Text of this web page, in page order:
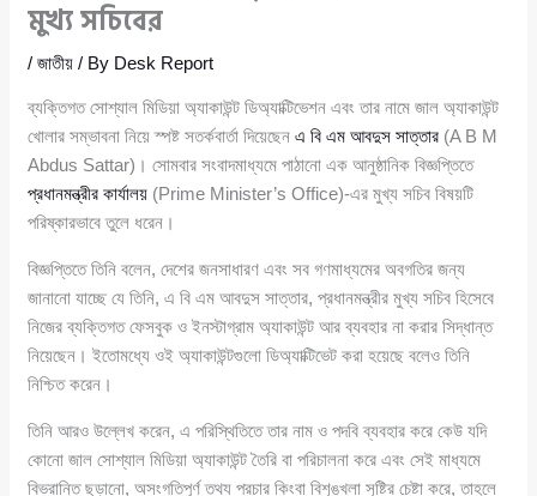
মুখ্য সচিবের
/জাতীয় / By Desk Report
ব্যক্তিগত সোশ্যাল মিডিয়া অ্যাকাউন্ট ডিঅ্যাক্টিভেশন এবং তার নামে জাল অ্যাকাউন্ট
খোলার সম্ভাবনা নিয়ে স্পষ্ট সতর্কবার্তা দিয়েছেনএ বি এম আবদুস সাত্তার (A B M
Abdus Sattar)। সোমবার সংবাদমাধ্যমে পাঠানো এক আনুষ্ঠানিক বিজ্ঞপ্তিতে
প্রধানমন্ত্রীর কার্যালয় (Prime Minister’s Office)-এর মুখ্য সচিব বিষয়টি
পরিষ্কারভাবে তুলে ধরেন।
বিজ্ঞপ্তিতে তিনি বলেন, দেশের জনসাধারণ এবং সব গণমাধ্যমের অবগতির জন্য
জানানো যাচ্ছে যে তিনি, এ বি এম আবদুস সাত্তার, প্রধানমন্ত্রীর মুখ্য সচিব হিসেবে
নিজের ব্যক্তিগত ফেসবুক ও ইনস্টাগ্রাম অ্যাকাউন্ট আর ব্যবহার না করার সিদ্ধান্ত
নিয়েছেন। ইতোমধ্যে ওই অ্যাকাউন্টগুলো ডিঅ্যাক্টিভেট করা হয়েছে বলেও তিনি
নিশ্চিত করেন।
তিনি আরও উল্লেখ করেন, এ পরিস্থিতিতে তার নাম ও পদবি ব্যবহার করে কেউ যদি
কোনো জাল সোশ্যাল মিডিয়া অ্যাকাউন্ট তৈরি বা পরিচালনা করে এবং সেই মাধ্যমে
বিভ্রান্তি ছড়ানো, অসংগতিপূর্ণ তথ্য প্রচার কিংবা বিশৃঙ্খলা সৃষ্টির চেষ্টা করে, তাহলে